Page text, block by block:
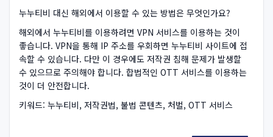
누누티비 대신 해외에서 이용할 수 있는 방법은 무엇인가요?
해외에서 누누티비를 이용하려면 VPN 서비스를 이용하는 것이
좋습니다. VPN을 통해 IP 주소를 우회하면 누누티비 사이트에 접
속할 수 있습니다. 다만 이 경우에도 저작권 침해 문제가 발생할
수 있으므로 주의해야 합니다. 합법적인 OTT 서비스를 이용하는
것이 더 안전합니다.
키워드: 누누티비, 저작권법, 불법 콘텐츠, 처벌, OTT 서비스